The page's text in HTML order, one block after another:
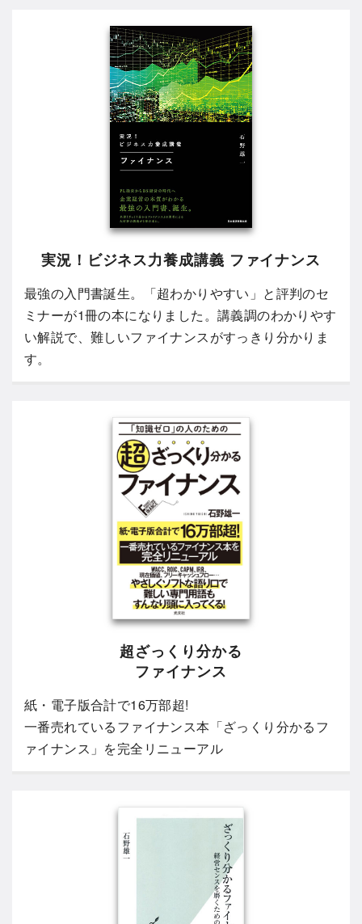
実況！ビジネス力養成講義 ファイナンス
最強の入門書誕生。「超わかりやすい」と評判のセ
ミナーが1冊の本になりました。講義調のわかりやす
い解説で、難しいファイナンスがすっきり分かりま
す。
超ざっくり分かる
ファイナンス
紙・電子版合計で16万部超!
一番売れているファイナンス本「ざっくり分かるフ
ァイナンス」を完全リニューアル